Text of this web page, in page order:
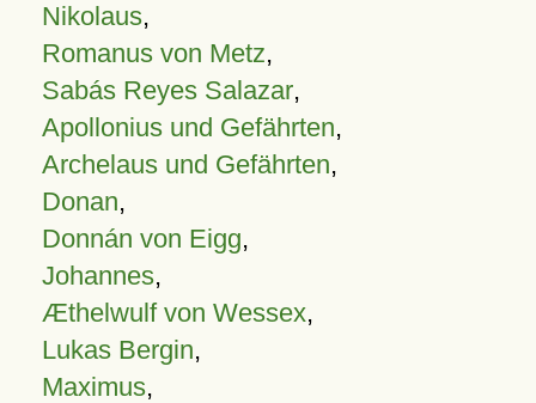
Nikolaus,
Romanus von Metz,
Sabás Reyes Salazar,
Apollonius und Gefährten,
Archelaus und Gefährten,
Donan,
Donnán von Eigg,
Johannes,
Æthelwulf von Wessex,
Lukas Bergin,
Maximus,